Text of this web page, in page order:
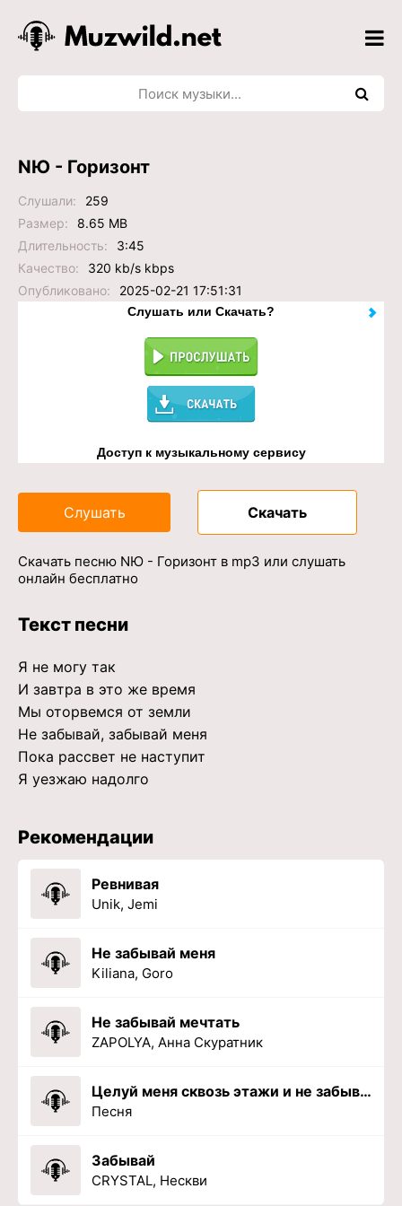
NЮ - Горизонт
Слушали:
259
Размер:
8.65 MB
Длительность:
3:45
Качество:
320 kb/s kbps
Опубликовано:
2025-02-21 17:51:31
Слушать или Скачать?
Доступ к музыкальному сервису
Слушать Скачать
Скачать песню NЮ - Горизонт в mp3 или слушать
онлайн бесплатно
Текст песни
Я не могу так
И завтра в это же время
Мы оторвемся от земли
Не забывай, забывай меня
Пока рассвет не наступит
Я уезжаю надолго
Рекомендации
Ревнивая
Unik, Jemi
Не забывай меня
Kiliana, Goro
Не забывай мечтать
ZAPOLYA, Анна Скуратник
Целуй меня сквозь этажи и не забывай
Песня
Забывай
CRYSTAL, Нескви